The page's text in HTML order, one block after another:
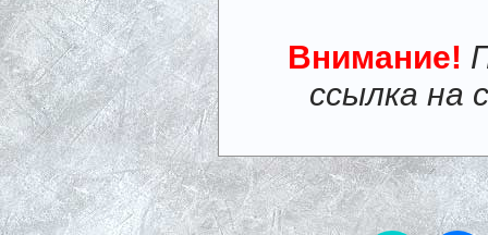
Внимание!
ссылка на